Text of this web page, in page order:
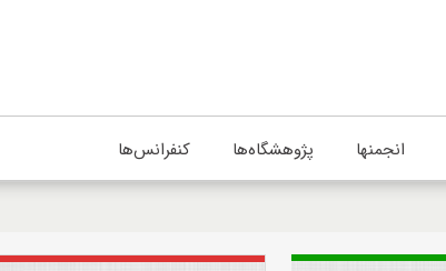
انجمنها پژوهشگاه‌ها کنفرانس‌ها